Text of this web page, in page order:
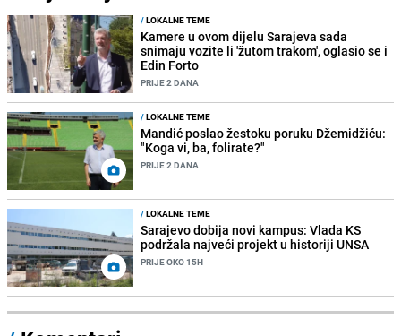
/LOKALNE TEME
Kamere u ovom dijelu Sarajeva sada
snimaju vozite li 'žutom trakom', oglasio se i
Edin Forto
PRIJE 2 DANA
/LOKALNE TEME
Mandić poslao žestoku poruku Džemidžiću:
"Koga vi, ba, folirate?"
PRIJE 2 DANA
/LOKALNE TEME
Sarajevo dobija novi kampus: Vlada KS
podržala najveći projekt u historiji UNSA
PRIJE OKO 15H